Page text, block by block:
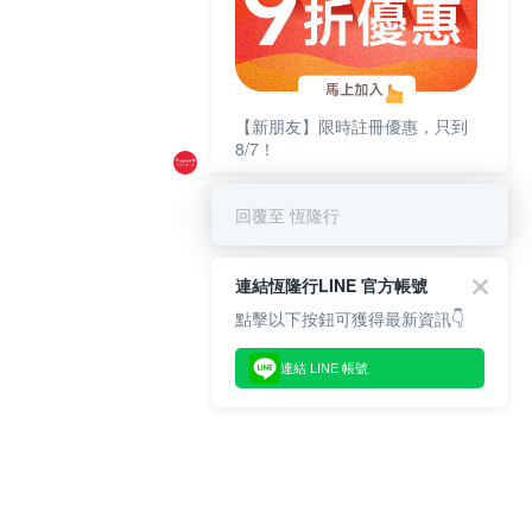
【新朋友】限時註冊優惠，只到
8/7！
回覆至 恆隆行
連結恆隆行LINE 官方帳號
點擊以下按鈕可獲得最新資訊👇
連結 LINE 帳號